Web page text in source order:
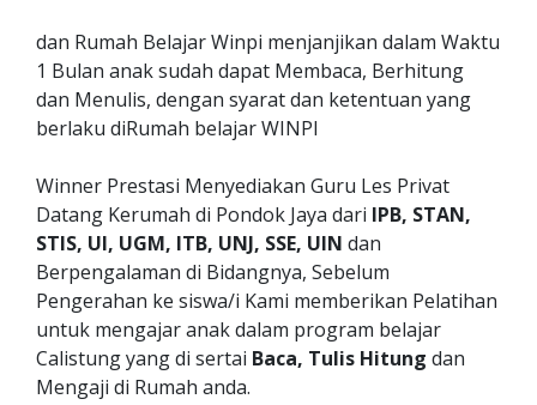
dan Rumah Belajar Winpi menjanjikan dalam Waktu
1 Bulan anak sudah dapat Membaca, Berhitung
dan Menulis, dengan syarat dan ketentuan yang
berlaku diRumah belajar WINPI
Winner Prestasi Menyediakan Guru Les Privat
Datang Kerumah di Pondok Jaya dari IPB, STAN,
STIS, UI, UGM, ITB, UNJ, SSE, UIN dan
Berpengalaman di Bidangnya, Sebelum
Pengerahan ke siswa/i Kami memberikan Pelatihan
untuk mengajar anak dalam program belajar
Calistung yang di sertai Baca, Tulis Hitung dan
Mengaji di Rumah anda.